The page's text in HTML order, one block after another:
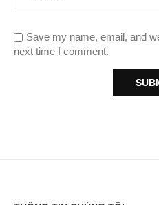
Save my name, email, and
next time I comment.